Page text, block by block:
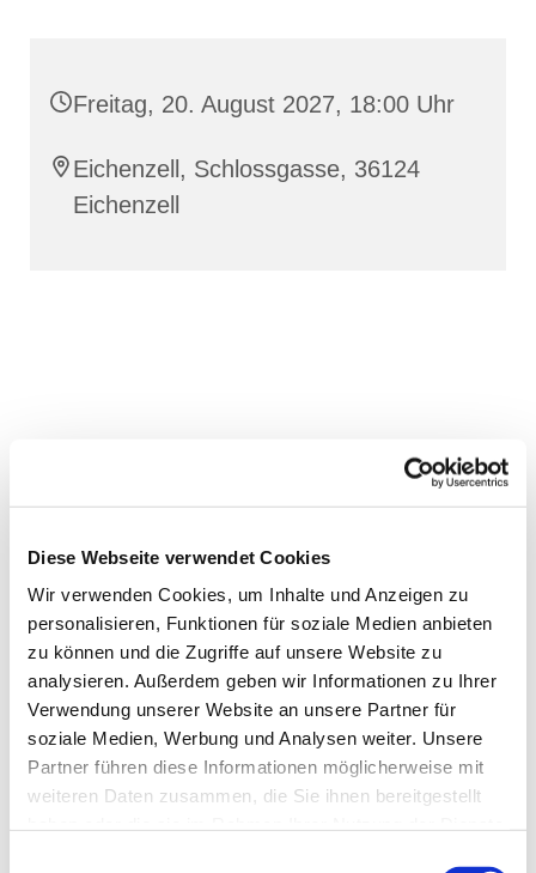
Diese Webseite verwendet Cookies
Wir verwenden Cookies, um Inhalte und Anzeigen zu
personalisieren, Funktionen für soziale Medien anbieten
zu können und die Zugriffe auf unsere Website zu
analysieren. Außerdem geben wir Informationen zu Ihrer
Verwendung unserer Website an unsere Partner für
soziale Medien, Werbung und Analysen weiter. Unsere
Partner führen diese Informationen möglicherweise mit
weiteren Daten zusammen, die Sie ihnen bereitgestellt
Freitag, 20. August 2027, 18:00 Uhr
Eichenzell, Schlossgasse, 36124
Eichenzell
Dies könnte Sie auch
interessieren